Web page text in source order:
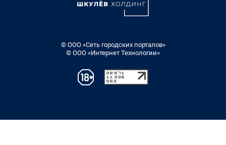
© ООО «Сеть городских порталов»
© ООО «Интернет Технологии»